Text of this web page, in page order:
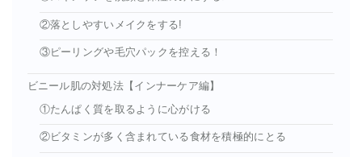
②落としやすいメイクをする!
③ピーリングや毛穴パックを控える！
ビニール肌の対処法【インナーケア編】
①たんぱく質を取るように心がける
②ビタミンが多く含まれている食材を積極的にとる